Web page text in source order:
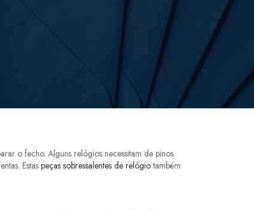
o fecho. Alguns relógios necessitam de pinos
Estas peças sobressalentes de relógiotambém